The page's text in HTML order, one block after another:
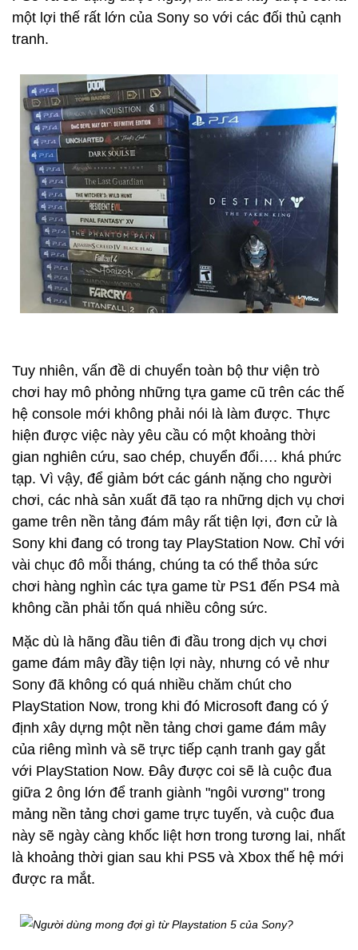
một lợi thế rất lớn của Sony so với các đối thủ cạnh
tranh.
Tuy nhiên, vấn đề di chuyển toàn bộ thư viện trò
chơi hay mô phỏng những tựa game cũ trên các thế
hệ console mới không phải nói là làm được. Thực
hiện được việc này yêu cầu có một khoảng thời
gian nghiên cứu, sao chép, chuyển đổi…. khá phức
tạp. Vì vậy, để giảm bớt các gánh nặng cho người
chơi, các nhà sản xuất đã tạo ra những dịch vụ chơi
game trên nền tảng đám mây rất tiện lợi, đơn cử là
Sony khi đang có trong tay PlayStation Now. Chỉ với
vài chục đô mỗi tháng, chúng ta có thể thỏa sức
chơi hàng nghìn các tựa game từ PS1 đến PS4 mà
không cần phải tốn quá nhiều công sức.
Mặc dù là hãng đầu tiên đi đầu trong dịch vụ chơi
game đám mây đầy tiện lợi này, nhưng có vẻ như
Sony đã không có quá nhiều chăm chút cho
PlayStation Now, trong khi đó Microsoft đang có ý
định xây dựng một nền tảng chơi game đám mây
của riêng mình và sẽ trực tiếp cạnh tranh gay gắt
với PlayStation Now. Đây được coi sẽ là cuộc đua
giữa 2 ông lớn để tranh giành "ngôi vương" trong
mảng nền tảng chơi game trực tuyến, và cuộc đua
này sẽ ngày càng khốc liệt hơn trong tương lai, nhất
là khoảng thời gian sau khi PS5 và Xbox thế hệ mới
được ra mắt.